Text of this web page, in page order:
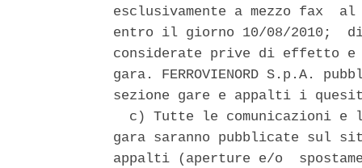
esclusivamente a mezzo fax
entro il giorno 10/08/2010;
considerate prive di effetto e
gara. FERROVIENORD S.p.A.
sezione gare e appalti i
c) Tutte le comunicazioni e
gara saranno pubblicate sul
appalti (aperture e/o